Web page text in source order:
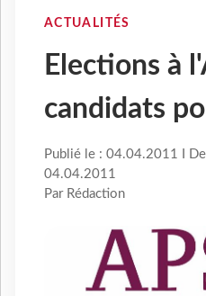
ACTUALITÉS
Elections à
candidats
Publié le : 04.04.2011 I
04.04.2011
Par Rédaction